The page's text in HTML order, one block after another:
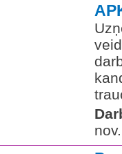
nov.